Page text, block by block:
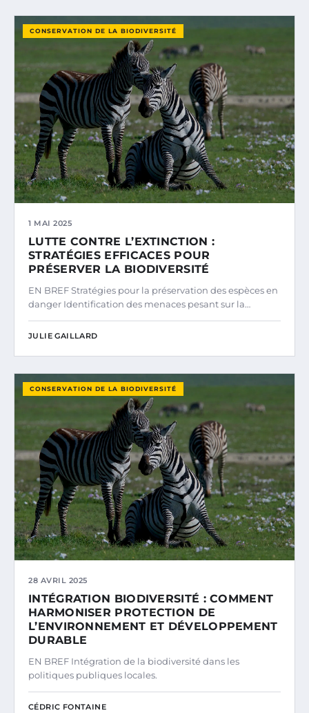
CONSERVATION DE LA BIODIVERSITÉ
1 MAI 2025
LUTTE CONTRE L’EXTINCTION :
STRATÉGIES EFFICACES POUR
PRÉSERVER LA BIODIVERSITÉ
EN BREF Stratégies pour la préservation des espèces en
danger Identification des menaces pesant sur la…
JULIE GAILLARD
CONSERVATION DE LA BIODIVERSITÉ
28 AVRIL 2025
INTÉGRATION BIODIVERSITÉ : COMMENT
HARMONISER PROTECTION DE
L’ENVIRONNEMENT ET DÉVELOPPEMENT
DURABLE
EN BREF Intégration de la biodiversité dans les
politiques publiques locales.
CÉDRIC FONTAINE